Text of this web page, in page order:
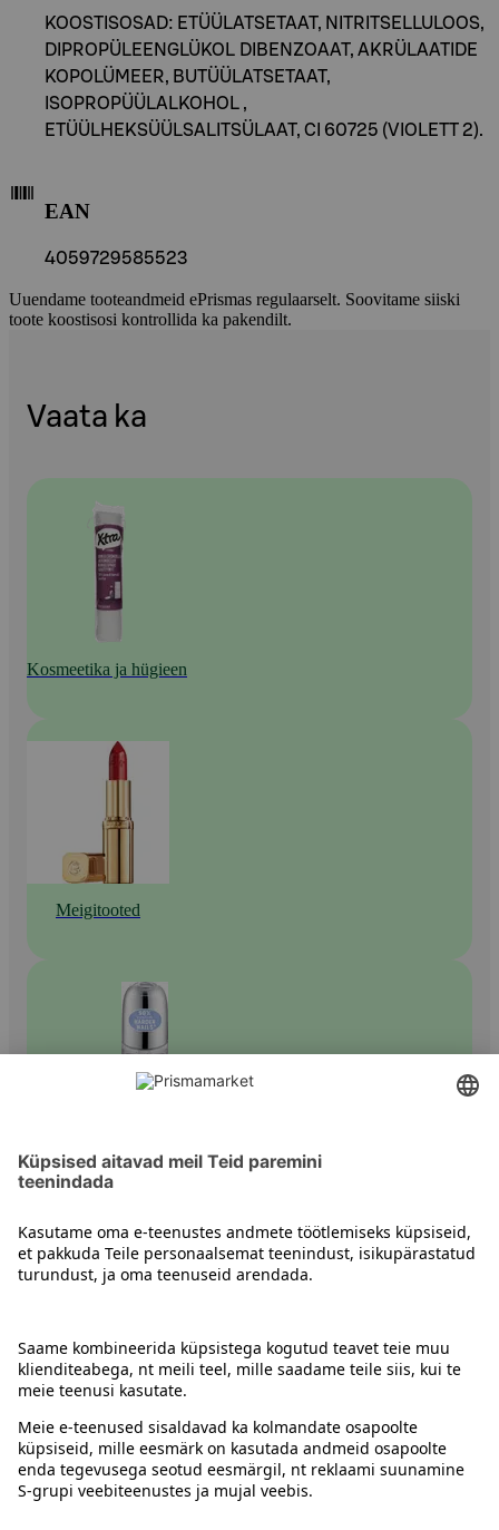
KOOSTISOSAD: ETÜÜLATSETAAT, NITRITSELLULOOS,
DIPROPÜLEENGLÜKOL DIBENZOAAT, AKRÜLAATIDE
KOPOLÜMEER, BUTÜÜLATSETAAT,
ISOPROPÜÜLALKOHOL ,
ETÜÜLHEKSÜÜLSALITSÜLAAT, CI 60725 (VIOLETT 2).
EAN
4059729585523
Uuendame tooteandmeid ePrismas regulaarselt. Soovitame siiski
toote koostisosi kontrollida ka pakendilt.
Vaata ka
Kosmeetika ja hügieen
Meigitooted
Küünelakid ja muud küünetooted
Juhised
Tingimused